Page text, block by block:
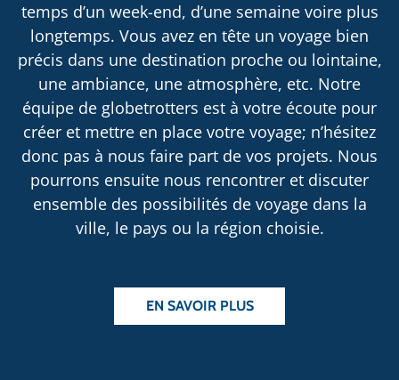
temps d’un week-end, d’une semaine voire plus
longtemps. Vous avez en tête un voyage bien
précis dans une destination proche ou lointaine,
une ambiance, une atmosphère, etc. Notre
équipe de globetrotters est à votre écoute pour
créer et mettre en place votre voyage; n’hésitez
donc pas à nous faire part de vos projets. Nous
pourrons ensuite nous rencontrer et discuter
ensemble des possibilités de voyage dans la
ville, le pays ou la région choisie.
EN SAVOIR PLUS